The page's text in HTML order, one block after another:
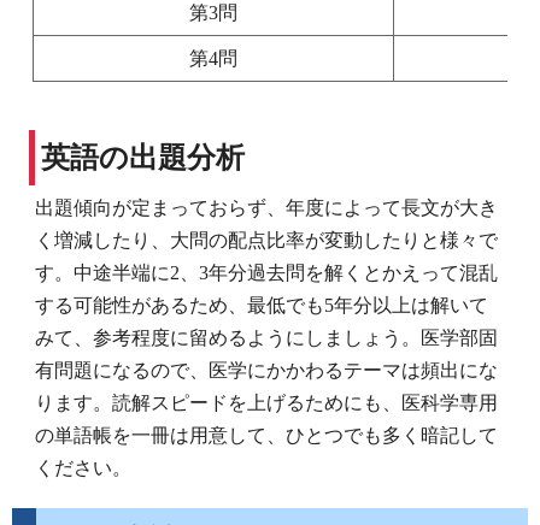
第3問
第4問
英語の出題分析
出題傾向が定まっておらず、年度によって長文が大き
く増減したり、大問の配点比率が変動したりと様々で
す。中途半端に2、3年分過去問を解くとかえって混乱
する可能性があるため、最低でも5年分以上は解いて
みて、参考程度に留めるようにしましょう。医学部固
有問題になるので、医学にかかわるテーマは頻出にな
ります。読解スピードを上げるためにも、医科学専用
の単語帳を一冊は用意して、ひとつでも多く暗記して
ください。